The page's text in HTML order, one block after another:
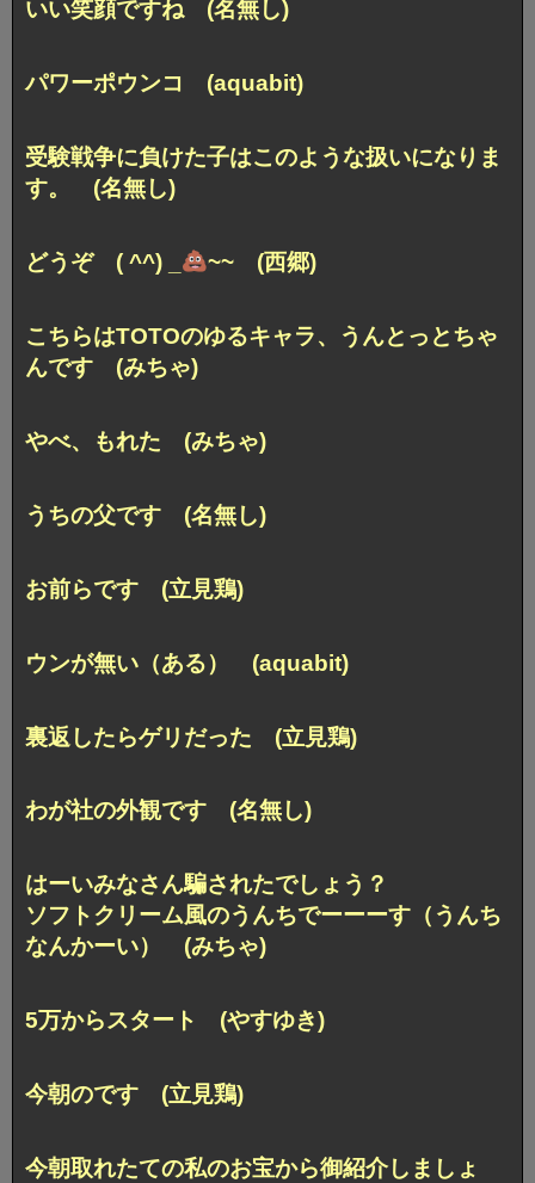
いい笑顔ですね (名無し)
パワーポウンコ (aquabit)
受験戦争に負けた子はこのような扱いになりま
す。 (名無し)
どうぞ ( ^^) _ ~~ (西郷)
こちらはTOTOのゆるキャラ、
うんとっとちゃ
んです (みちゃ)
やべ、もれた (みちゃ)
うちの父です (名無し)
お前らです (立見鶏)
ウンが無い（ある） (aquabit)
裏返したらゲリだった (立見鶏)
わが社の外観です (名無し)
はーいみなさん騙されたでしょう？
ソフトクリーム風のうんちでーーーす （うんち
なんかーい） (みちゃ)
5万からスタート (やすゆき)
今朝のです (立見鶏)
今朝取れたての私のお宝から御紹介しましょ